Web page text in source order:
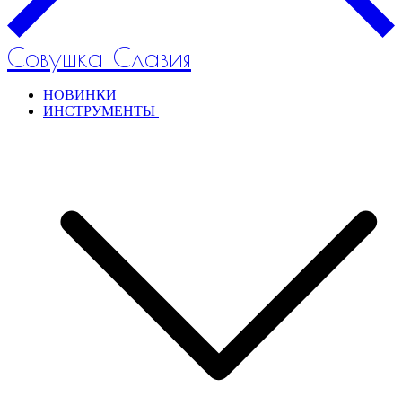
Совушка Славия
НОВИНКИ
ИНСТРУМЕНТЫ